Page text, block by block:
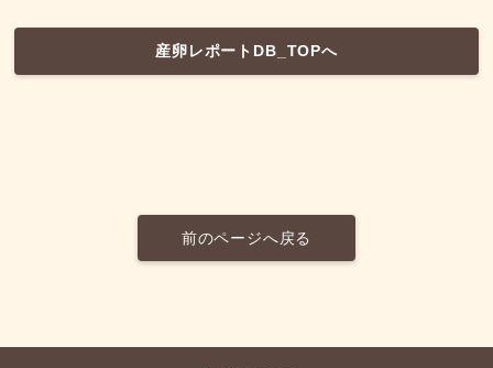
産卵レポートDB_TOPへ
前のページへ戻る